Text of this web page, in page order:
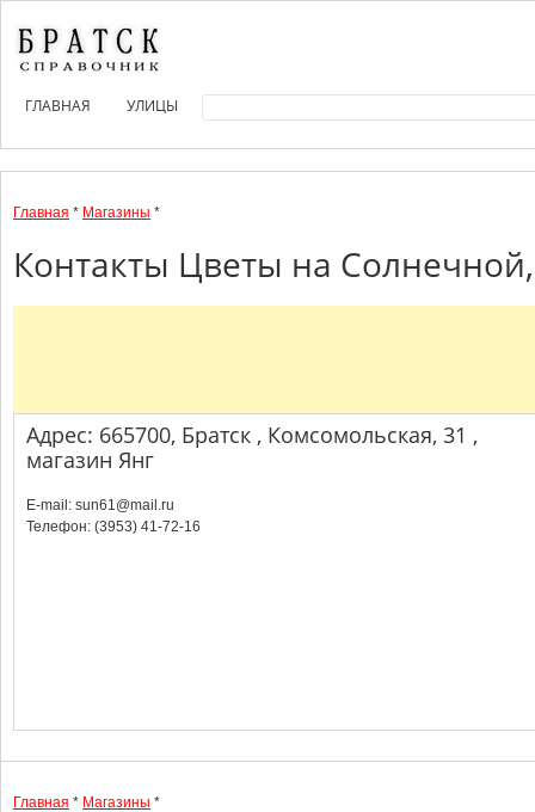
ГЛАВНАЯ УЛИЦЫ
Главная * Магазины *
Контакты Цветы на
Адрес: 665700, Братск , Комсомольская, 31 ,
магазин Янг
E-mail: sun61@mail.ru
Телефон: (3953) 41-72-16
Главная * Магазины *